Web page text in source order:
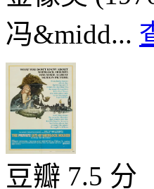
冯&midd...
豆瓣 7.5 分